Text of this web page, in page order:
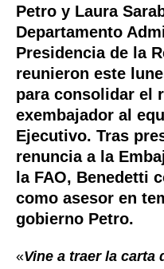
Petro y Laura
Departamento
Presidencia de la
reunieron este
para consolidar el
exembajador al
Ejecutivo. Tras
renuncia a la
la FAO, Benedetti
como asesor en
gobierno Petro.
«Vine a traer la carta